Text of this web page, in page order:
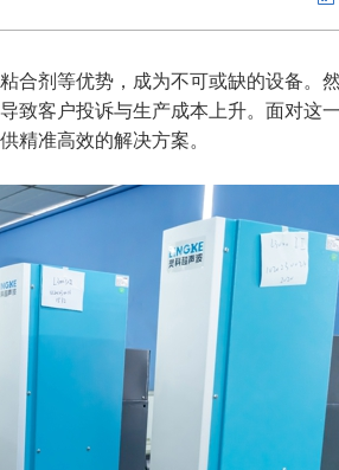
合剂等优势，成为不可或缺的设备。
致客户投诉与生产成本上升。面对这
精准高效的解决方案。